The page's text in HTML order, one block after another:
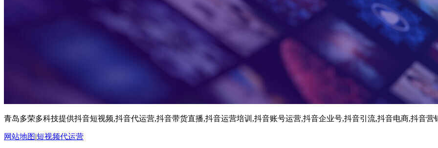
青岛多荣多科技提供抖音短视频,抖音代运营,抖音带货直播,抖音运营培训,抖音账号运营,抖音企业号,抖音引流,抖音电商,抖音营
网站地图|短视频代运营